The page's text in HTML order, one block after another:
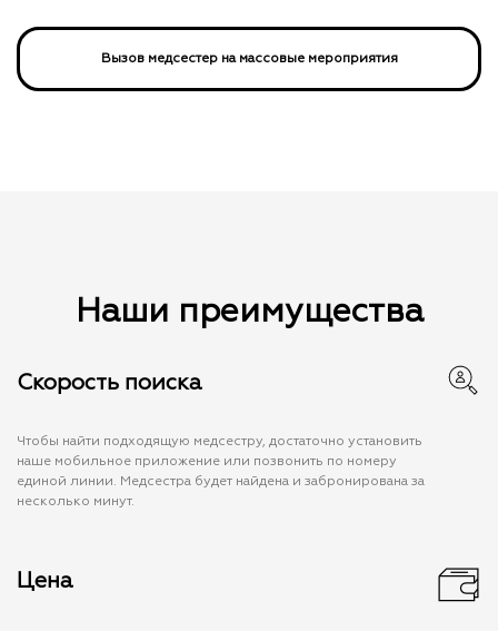
Вызов медсестер на массовые мероприятия
Наши преимущества
Скорость поиска
Чтобы найти подходящую медсестру, достаточно установить
наше мобильное приложение или позвонить по номеру
единой линии. Медсестра будет найдена и забронирована за
несколько минут.
Цена